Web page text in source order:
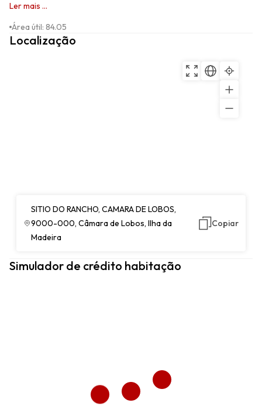
Ler mais ...
Área útil: 84.05
Localização
SITIO DO RANCHO, CAMARA DE LOBOS,
9000-000, Câmara de Lobos, Ilha da
Madeira
Copiar
Simulador de crédito habitação